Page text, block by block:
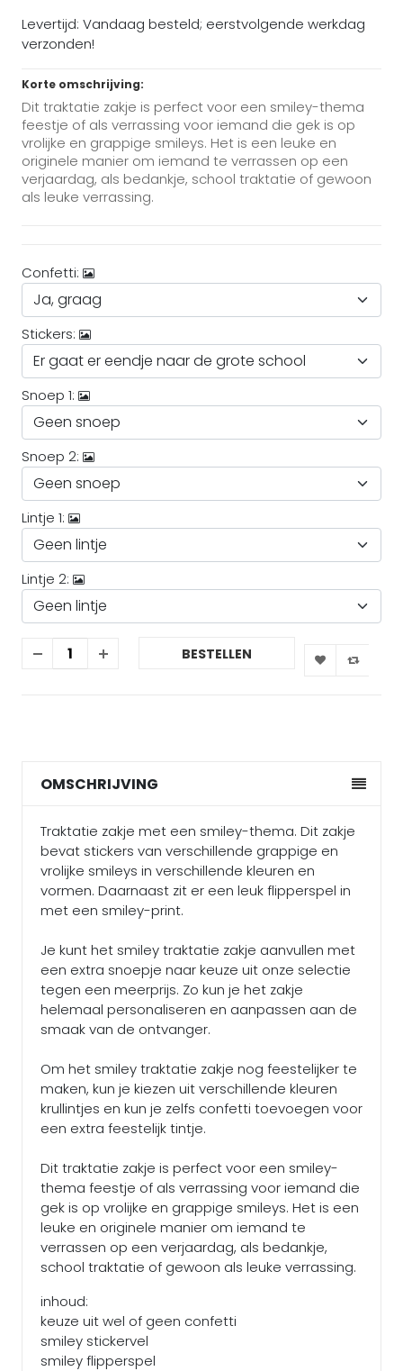
Levertijd: Vandaag besteld; eerstvolgende werkdag
verzonden!
Korte omschrijving:
Dit traktatie zakje is perfect voor een smiley-thema
feestje of als verrassing voor iemand die gek is op
vrolijke en grappige smileys. Het is een leuke en
originele manier om iemand te verrassen op een
verjaardag, als bedankje, school traktatie of gewoon
als leuke verrassing.
Confetti:
Stickers:
Snoep 1:
Snoep 2:
Lintje 1:
Lintje 2:
BESTELLEN
OMSCHRIJVING
Traktatie zakje met een smiley-thema. Dit zakje
bevat stickers van verschillende grappige en
vrolijke smileys in verschillende kleuren en
vormen. Daarnaast zit er een leuk flipperspel in
met een smiley-print.
Je kunt het smiley traktatie zakje aanvullen met
een extra snoepje naar keuze uit onze selectie
tegen een meerprijs. Zo kun je het zakje
helemaal personaliseren en aanpassen aan de
smaak van de ontvanger.
Om het smiley traktatie zakje nog feestelijker te
maken, kun je kiezen uit verschillende kleuren
krullintjes en kun je zelfs confetti toevoegen voor
een extra feestelijk tintje.
Dit traktatie zakje is perfect voor een smiley-
thema feestje of als verrassing voor iemand die
gek is op vrolijke en grappige smileys. Het is een
leuke en originele manier om iemand te
verrassen op een verjaardag, als bedankje,
school traktatie of gewoon als leuke verrassing.
inhoud:
keuze uit wel of geen confetti
smiley stickervel
smiley flipperspel